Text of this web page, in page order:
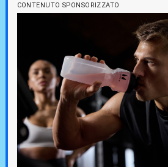
CONTENUTO SPONSORIZZATO